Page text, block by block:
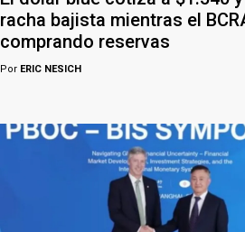
racha bajista mientras el
comprando reservas
Por ERIC NESICH